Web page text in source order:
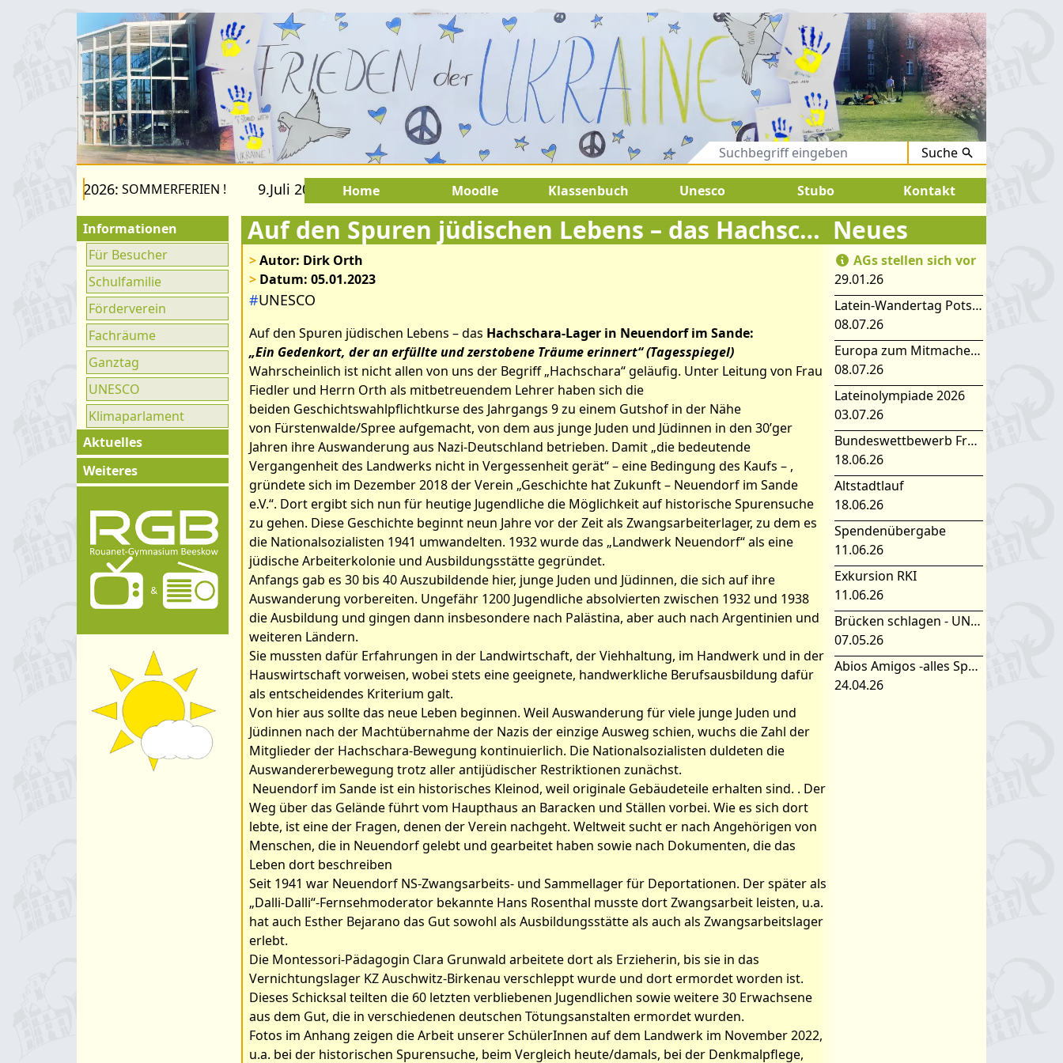
Suche
2026:SOMMERFERIEN ! 9.Juli 2026 bis 22.August 2026: SOMMERFERIEN ! 9.Juli 2026 bis 22.August 2026: SOMMERFERIEN !
Home Moodle Klassenbuch Unesco Stubo Kontakt
Informationen
Für Besucher
Schulfamilie
Förderverein
Fachräume
Ganztag
UNESCO
Klimaparlament
Aktuelles
Exkursionen
Konzerte &
Ausstellungen
Wettkämpfe &
Olympiaden
Schüleraustausch
Projektwoche
Weitere
Veranstaltungen
Weiteres
Kontakt
Organigramm
Schulprogramm
Hygienekonzept
Auf den Spuren jüdischen Lebens – das Hachschara-Lager in Neuendorf im Sande
>Autor: Dirk Orth
>Datum: 05.01.2023
#UNESCO
Auf den Spuren jüdischen Lebens – das Hachschara-Lager in Neuendorf im Sande:
„Ein Gedenkort, der an erfüllte und zerstobene Träume erinnert“ (Tagesspiegel)
Wahrscheinlich ist nicht allen von uns der Begriff „Hachschara“ geläufig. Unter Leitung von Frau
Fiedler und Herrn Orth als mitbetreuendem Lehrer haben sich die
beiden Geschichtswahlpflichtkurse des Jahrgangs 9 zu einem Gutshof in der Nähe
von Fürstenwalde/Spree aufgemacht, von dem aus junge Juden und Jüdinnen in den 30’ger
Jahren ihre Auswanderung aus Nazi-Deutschland betrieben. Damit „die bedeutende
Vergangenheit des Landwerks nicht in Vergessenheit gerät“ – eine Bedingung des Kaufs – ,
gründete sich im Dezember 2018 der Verein „Geschichte hat Zukunft – Neuendorf im Sande
e.V.“. Dort ergibt sich nun für heutige Jugendliche die Möglichkeit auf historische Spurensuche
zu gehen. Diese Geschichte beginnt neun Jahre vor der Zeit als Zwangsarbeiterlager, zu dem es
die Nationalsozialisten 1941 umwandelten. 1932 wurde das „Landwerk Neuendorf“ als eine
jüdische Arbeiterkolonie und Ausbildungsstätte gegründet.
Anfangs gab es 30 bis 40 Auszubildende hier, junge Juden und Jüdinnen, die sich auf ihre
Auswanderung vorbereiten. Ungefähr 1200 Jugendliche absolvierten zwischen 1932 und 1938
die Ausbildung und gingen dann insbesondere nach Palästina, aber auch nach Argentinien und
weiteren Ländern.
Sie mussten dafür Erfahrungen in der Landwirtschaft, der Viehhaltung, im Handwerk und in der
Hauswirtschaft vorweisen, wobei stets eine geeignete, handwerkliche Berufsausbildung dafür
als entscheidendes Kriterium galt.
Von hier aus sollte das neue Leben beginnen. Weil Auswanderung für viele junge Juden und
Jüdinnen nach der Machtübernahme der Nazis der einzige Ausweg schien, wuchs die Zahl der
Mitglieder der Hachschara-Bewegung kontinuierlich. Die Nationalsozialisten duldeten die
Auswandererbewegung trotz aller antijüdischer Restriktionen zunächst.
Neuendorf im Sande ist ein historisches Kleinod, weil originale Gebäudeteile erhalten sind. . Der
Weg über das Gelände führt vom Haupthaus an Baracken und Ställen vorbei. Wie es sich dort
lebte, ist eine der Fragen, denen der Verein nachgeht. Weltweit sucht er nach Angehörigen von
Menschen, die in Neuendorf gelebt und gearbeitet haben sowie nach Dokumenten, die das
Leben dort beschreiben
Seit 1941 war Neuendorf NS-Zwangsarbeits- und Sammellager für Deportationen. Der später als
„Dalli-Dalli“-Fernsehmoderator bekannte Hans Rosenthal musste dort Zwangsarbeit leisten, u.a.
hat auch Esther Bejarano das Gut sowohl als Ausbildungsstätte als auch als Zwangsarbeitslager
erlebt.
Die Montessori-Pädagogin Clara Grunwald arbeitete dort als Erzieherin, bis sie in das
Vernichtungslager KZ Auschwitz-Birkenau verschleppt wurde und dort ermordet worden ist.
Dieses Schicksal teilten die 60 letzten verbliebenen Jugendlichen sowie weitere 30 Erwachsene
aus dem Gut, die in verschiedenen deutschen Tötungsanstalten ermordet wurden.
Fotos im Anhang zeigen die Arbeit unserer SchülerInnen auf dem Landwerk im November 2022,
u.a. bei der historischen Spurensuche, beim Vergleich heute/damals, bei der Denkmalpflege,
Bilder zum Artikel: Auf den Spuren jüdischen Lebens –
das Hachschara-Lager in Neuendorf im Sande
Neues
AGs stellen sich vor
29.01.26
Latein-Wandertag Potsdam
08.07.26
Europa zum Mitmachen – SIMEP 2026 in Stubice
08.07.26
Lateinolympiade 2026
03.07.26
Bundeswettbewerb Fremdsprachen
18.06.26
Altstadtlauf
18.06.26
Spendenübergabe
11.06.26
Exkursion RKI
11.06.26
Brücken schlagen - UNESCO Projekttag 2026
07.05.26
Abios Amigos -alles Spanisch oder was
24.04.26